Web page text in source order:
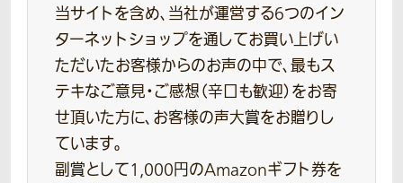
当サイトを含め、当社が運営する6つのイン
ターネットショップを通してお買い上げい
ただいたお客様からのお声の中で、最もス
テキなご意見・ご感想（辛口も歓迎）をお寄
せ頂いた方に、お客様の声大賞をお贈りし
ています。
副賞として1,000円のAmazonギフト券を